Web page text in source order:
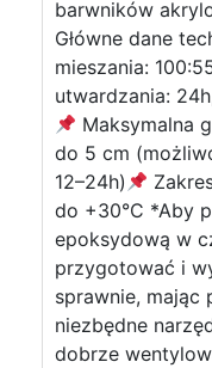
barwników
Główne dane
mieszania:
utwardzania:
Maksymalna
do 5 cm
12–24h)
do +30°C *Aby
epoksydową w
przygotować i
sprawnie, mając
niezbędne
dobrze